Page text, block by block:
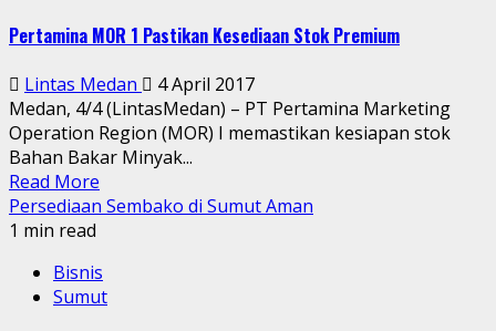
Pertamina MOR 1 Pastikan Kesediaan Stok Premium
Lintas Medan
4 April 2017
Medan, 4/4 (LintasMedan) – PT Pertamina Marketing
Operation Region (MOR) I memastikan kesiapan stok
Bahan Bakar Minyak...
Read More
Persediaan Sembako di Sumut Aman
1 min read
Bisnis
Sumut